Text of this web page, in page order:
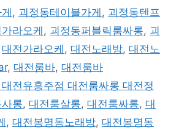
, 괴정동테이블가게 , 괴정동텐프
라오케 , 괴정동퍼블릭룸싸롱, 괴
대전가라오케 , 대전노래방, 대전노
, 대전룸바, 대전룸바
전유흥주점 대전룸싸롱 대전정
롱, 대전룸살롱, 대전룸싸롱, 대
, 대전봉명동노래방, 대전봉명동